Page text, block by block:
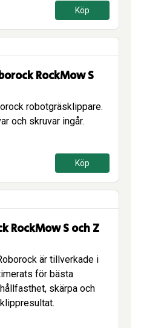
Köp
RockMow S
robotgräsklippare.
och skruvar ingår.
Köp
RockMow S och Z
är tillverkade i
för bästa
skärpa och